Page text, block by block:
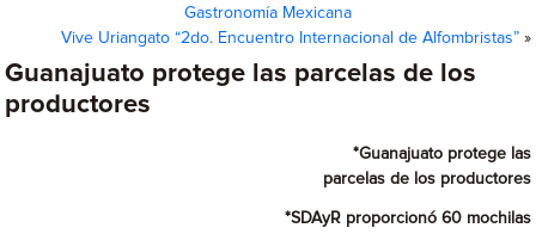
Gastronomía Mexicana
Vive Uriangato “2do. Encuentro Internacional de Alfombristas”»
Guanajuato protege las parcelas de los
productores
*Guanajuato protege las
parcelas de los productores
*SDAyR proporcionó 60 mochilas